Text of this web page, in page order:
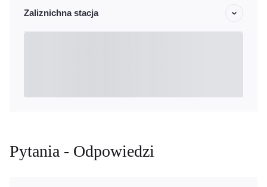
Zaliznichna stacja
Pytania - Odpowiedzi